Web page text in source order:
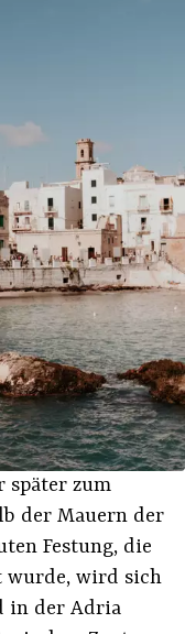
später zum
der Mauern der
Festung, die
wurde, wird sich
in der Adria